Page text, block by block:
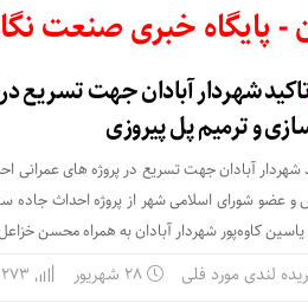
- پایگاه خبری صنعت
شهردار آبادان جهت تسریع
و ترمیم پل پیروزی
شهردار آبادان جهت تسریع در پروژه های عمرانی
و عضو شورای اسلامی شهر از پروژه احداث جاده
یاسین کاوه‌پور شهردار آبادان به همراه محسن
لندی مورد فلی ۲۸ شهریور